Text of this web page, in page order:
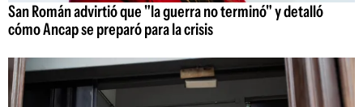
San Román advirtió que "la guerra no terminó" y detalló
cómo Ancap se preparó para la crisis